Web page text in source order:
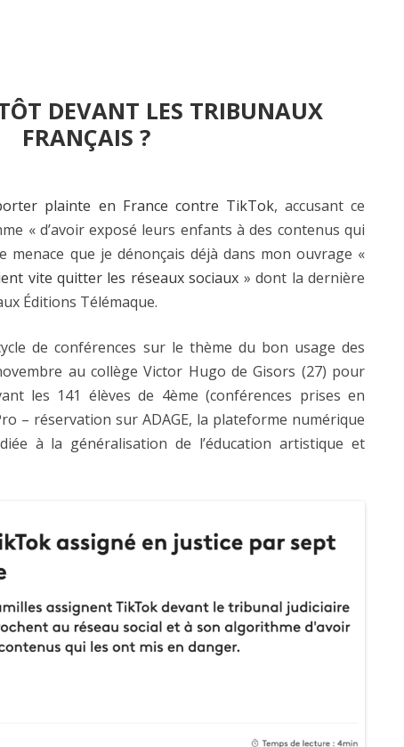
DEVANT LES TRIBUNAUX
FRANÇAIS ?
plainte en France contre TikTok, accusant ce
« d’avoir exposé leurs enfants à des contenus qui
menace que je dénonçais déjà dans mon ouvrage «
vite quitter les réseaux sociaux » dont la dernière
Éditions Télémaque.
de conférences sur le thème du bon usage des
au collège Victor Hugo de Gisors (27) pour
les 141 élèves de 4ème (conférences prises en
– réservation sur ADAGE, la plateforme numérique
à la généralisation de l’éducation artistique et